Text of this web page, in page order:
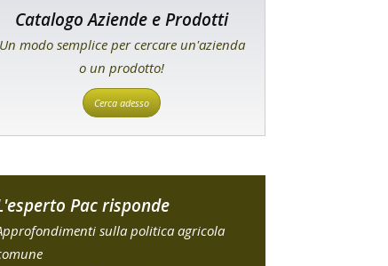
Catalogo Aziende e Prodotti
Un modo semplice per cercare un'azienda
o un prodotto!
Cerca adesso
Pac risponde
sulla politica agricola